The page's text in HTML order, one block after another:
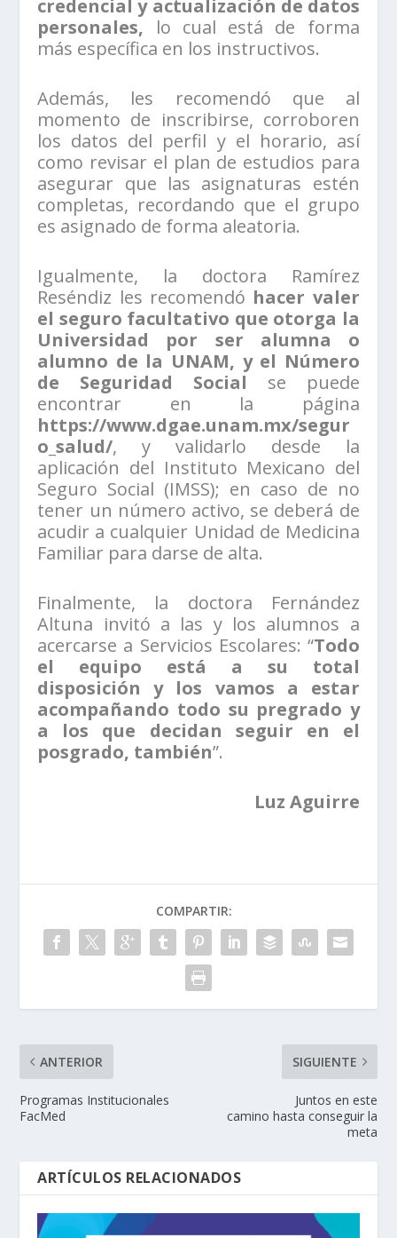
credencial y actualización de datos
personales, lo cual está de forma
más específica en los instructivos.
Además, les recomendó que al
momento de inscribirse, corroboren
los datos del perfil y el horario, así
como revisar el plan de estudios para
asegurar que las asignaturas estén
completas, recordando que el grupo
es asignado de forma aleatoria.
Igualmente, la doctora Ramírez
Reséndiz les recomendó hacer valer
el seguro facultativo que otorga la
Universidad por ser alumna o
alumno de la UNAM, y el Número
de Seguridad Social se puede
encontrar en la página
https://www.dgae.unam.mx/segur
o_salud/, y validarlo desde la
aplicación del Instituto Mexicano del
Seguro Social (IMSS); en caso de no
tener un número activo, se deberá de
acudir a cualquier Unidad de Medicina
Familiar para darse de alta.
Finalmente, la doctora Fernández
Altuna invitó a las y los alumnos a
acercarse a Servicios Escolares: “Todo
el equipo está a su total
disposición y los vamos a estar
acompañando todo su pregrado y
a los que decidan seguir en el
posgrado, también”.
Luz Aguirre
COMPARTIR:
ANTERIOR
Programas Institucionales
FacMed
SIGUIENTE
Juntos en este
camino hasta conseguir la
meta
ARTÍCULOS RELACIONADOS